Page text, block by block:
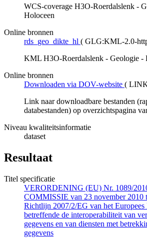
WCS-coverage H3O-Roerdalslenk -
Holoceen
Online bronnen
rds_geo_dikte_hl ( GLG:KML-2.0-
KML H3O-Roerdalslenk - Geologie -
Online bronnen
Downloaden via DOV-website (
Link naar downloadbare bestanden
databestanden) op overzichtspagina
Niveau kwaliteitsinformatie
dataset
Resultaat
Titel specificatie
VERORDENING (EU) Nr. 1089/
COMMISSIE van 23 november 2010
Richtlijn 2007/2/EG van het Europees
betreffende de interoperabiliteit van
gegevens en van diensten met
gegevens